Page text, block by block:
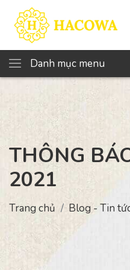
Danh mục menu
THÔNG
2021
Trang chủ Blog - Tin